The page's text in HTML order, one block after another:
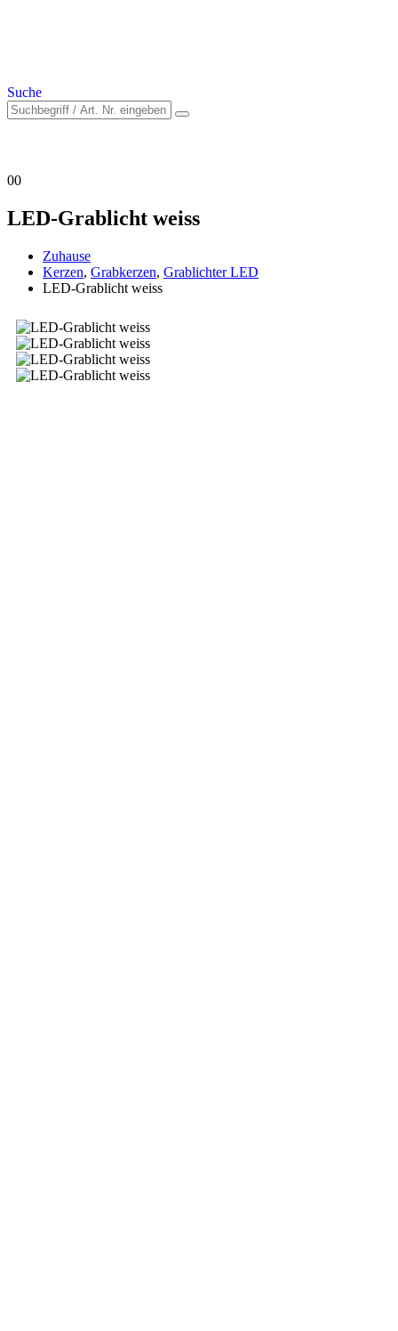
Suche
00
LED-Grablicht weiss
Zuhause
Kerzen, Grabkerzen, Grablichter LED
LED-Grablicht weiss